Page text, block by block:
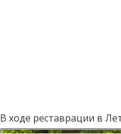
В ходе реставрации в